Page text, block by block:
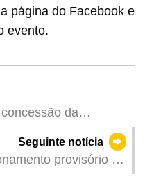
página do Facebook e
evento.
da
de estacionamento
Jardim de Iao Hon e
Seguinte notícia
provisório de